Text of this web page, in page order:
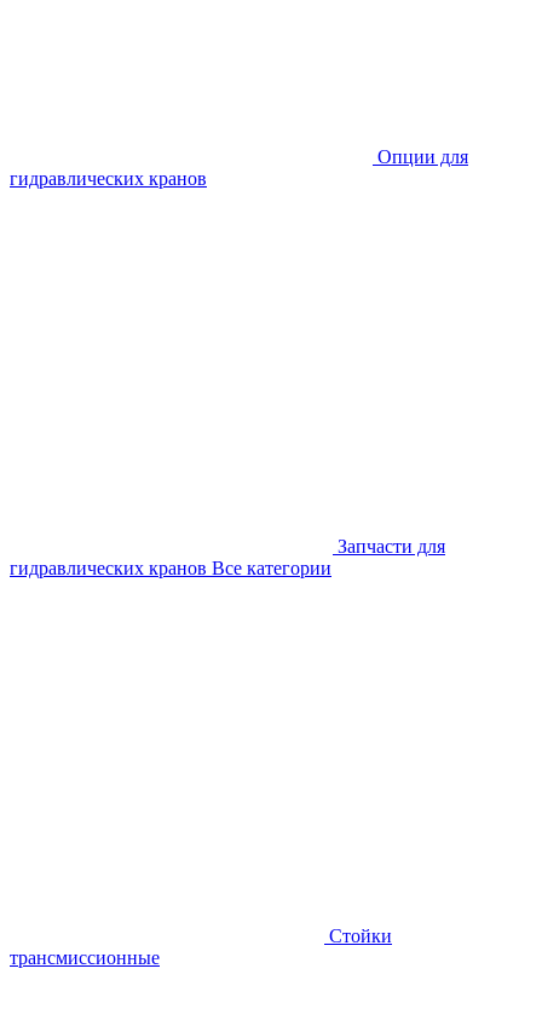
Опции для
гидравлических кранов
Запчасти для
гидравлических кранов Все категории
Стойки
трансмиссионные